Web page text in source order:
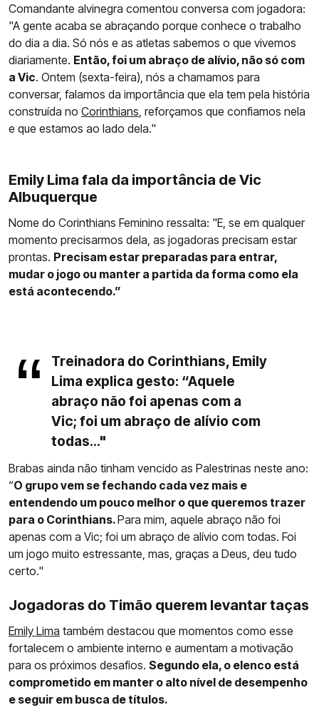
Comandante alvinegra comentou conversa com jogadora:
"A gente acaba se abraçando porque conhece o trabalho
do dia a dia. Só nós e as atletas sabemos o que vivemos
diariamente. Então, foi um abraço de alívio, não só com
a Vic. Ontem (sexta-feira), nós a chamamos para
conversar, falamos da importância que ela tem pela história
construída no Corinthians , reforçamos que confiamos nela
e que estamos ao lado dela."
Emily Lima fala da importância de Vic
Albuquerque
Nome do Corinthians Feminino ressalta: "E, se em qualquer
momento precisarmos dela, as jogadoras precisam estar
prontas. Precisam estar preparadas para entrar,
mudar o jogo ou manter a partida da forma como ela
está acontecendo.”
Treinadora do Corinthians, Emily
Lima explica gesto: “Aquele
abraço não foi apenas com a
Vic; foi um abraço de alívio com
todas..."
Brabas ainda não tinham vencido as Palestrinas neste ano:
“O grupo vem se fechando cada vez mais e
entendendo um pouco melhor o que queremos trazer
para o Corinthians.Para mim, aquele abraço não foi
apenas com a Vic; foi um abraço de alívio com todas. Foi
um jogo muito estressante, mas, graças a Deus, deu tudo
certo."
Jogadoras do Timão querem levantar taças
Emily Lima também destacou que momentos como esse
fortalecem o ambiente interno e aumentam a motivação
para os próximos desafios. Segundo ela, o elenco está
comprometido em manter o alto nível de desempenho
e seguir em busca de títulos.